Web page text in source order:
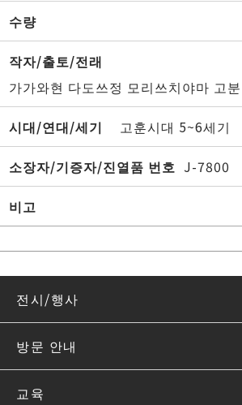
수량
작자/출토/전래
가가와현 다도쓰정 모리쓰치야마 고
시대/연대/세기 고훈시대 5~6세기
소장자/기증자/진열품 번호 J-7800
비고
전시/행사
방문 안내
교육